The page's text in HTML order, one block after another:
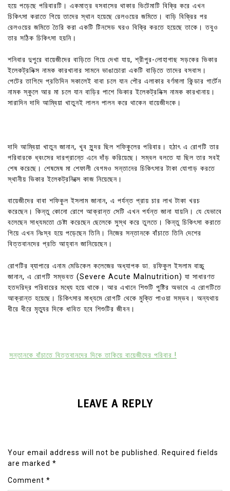
হয়ে পড়েছে পরিবারটি। একমাত্র বসবাসের থাকার ভিটেমাটি বিক্রি করে এখন
চিকিৎসা করাতে গিয়ে তাদের স্থান হয়েছে রেলওয়ের জমিতে। বাড়ি বিক্রির পর
রেলওয়ের জমিতে তৈরি করা একটি টিনসেড ঘরও বিক্রি করতে হয়েছে তাকে। তবুও
তার সঠিক চিকিৎসা হয়নি।
শনিবার দুপুরে বায়েজীদের বাড়িতে গিয়ে দেখা যায়, শ্রীপুর-লোহাগাছ সড়কের ভিকার
ইলেকট্রনিক্স নামক কারখানার সামনে ভাঙাচোরা একটি বাড়িতে তাদের বসবাস।
পেটের তাগিদে প্রতিদিন সকালেই বাবা চলে যান পৌর এলাকার বর্ণমালা কিন্ডার গার্টেন
নামক স্কুলে আর মা চলে যান বাড়ির পাশে ভিকার ইলেকট্রনিক্স নামক কারখানায়।
সারাদিন দাদি আম্বিয়া খাতুনই লালন পালন করে থাকেন বায়েজীদকে।
দাদি আম্বিয়া খাতুন জানান, খুব সুন্দর ছিল শফিকুলের পরিবার। হঠাৎ এ রোগটি তার
পরিবারকে ধ্বংসের দারপ্রান্তে এনে দাঁড় করিয়েছে। সম্বল বলতে যা ছিল তার সবই
শেষ করেছে। শেষমেষ মা শেফালী বেগমও সন্তানের চিকিৎসার টাকা যোগাড় করতে
স্থানীয় ভিকার ইলেকট্রনিক্সে কাজ নিয়েছেন।
বায়েজীদের বাবা শফিকুল ইসলাম জানান, এ পর্যন্ত প্রায় চার লাখ টাকা খরচ
করেছেন। কিন্তু কোনো রোগে আক্রান্ত সেটি এখন পর্যন্ত জানা যায়নি। যে যেভাবে
বলেছেন সাধ্যমতো চেষ্টা করেছেন ছেলেকে সুস্থ করে তুলতে। কিন্তু চিকিৎসা করাতে
গিয়ে এখন নিঃস্ব হয়ে পড়েছেন তিনি। নিজের সন্তানকে বাঁচাতে তিনি দেশের
বিত্তবানদের প্রতি আহ্বান জানিয়েছেন।
রোগটির ব্যাপারে এনাম মেডিকেল কলেজের অধ্যাপক ডা. রফিকুল ইসলাম বাচ্চু
জানান, এ রোগটি সম্ভবত (Severe Acute Malnutrition) যা সাধারণত
হতদরিদ্র পরিবারের মধ্যে হয়ে থাকে। আর এখানে শিশুটি পুষ্টির অভাবে এ রোগটিতে
আক্রান্ত হয়েছে। চিকিৎসার মাধ্যমে রোগটি থেকে মুক্তি পাওয়া সম্ভব। অন্যথায়
ধীরে ধীরে মৃত্যুর দিকে ধাবিত হবে শিশুটির জীবন।
সন্তানকে বাঁচাতে বিত্তবানদের দিকে তাকিয়ে বায়েজীদের পরিবার !
LEAVE A REPLY
Your email address will not be published. Required fields
are marked *
Comment *